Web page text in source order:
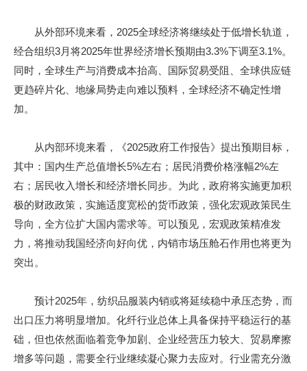
从外部环境来看，2025全球经济将继续处于低增长轨道，
经合组织3月将2025年世界经济增长预期由3.3%下调至3.1%。
同时，全球生产与消费成本抬高、国际贸易受阻、全球供应链
更趋碎片化、地缘局势走向难以预料，全球经济不确定性增
加。
从内部环境来看，《2025政府工作报告》提出预期目标，
其中：国内生产总值增长5%左右；居民消费价格涨幅2%左
右；居民收入增长和经济增长同步。为此，政府将实施更加积
极的财政政策，实施适度宽松的货币政策，强化宏观政策民生
导向，全方位扩大国内需求等。可以预见，宏观政策精准发
力，将推动我国经济向好向优，内销市场压舱石作用也将更为
突出。
预计2025年，纺织品服装内销或将延续稳中承压态势，而
出口压力将明显增加。化纤行业总体上具备保持平稳运行的基
础，但也依然面临着竞争加剧、企业经营压力较大、贸易摩擦
增多等问题，需要全行业继续凝心聚力去应对。行业需充分激